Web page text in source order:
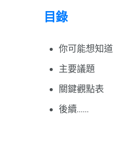
目錄
你可能想知道
主要議題
關鍵觀點表
後續……